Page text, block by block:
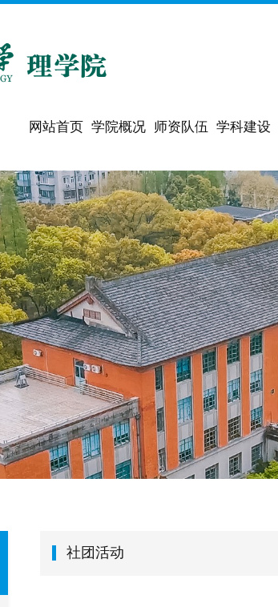
网站首页 学院概况 师资队伍 学科建设
社团活动